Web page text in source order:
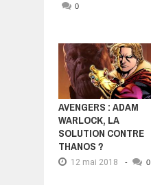
0
AVENGERS : ADAM
WARLOCK, LA
SOLUTION CONTRE
THANOS ?
12 mai 2018 - 0